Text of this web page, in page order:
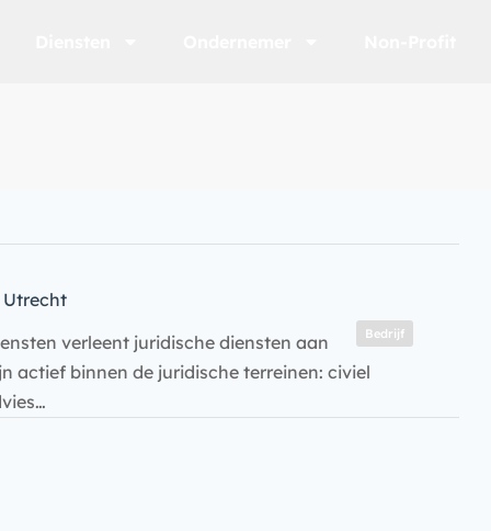
Bedrijf
Utrecht
verleent juridische diensten aan
actief binnen de juridische terreinen: civiel